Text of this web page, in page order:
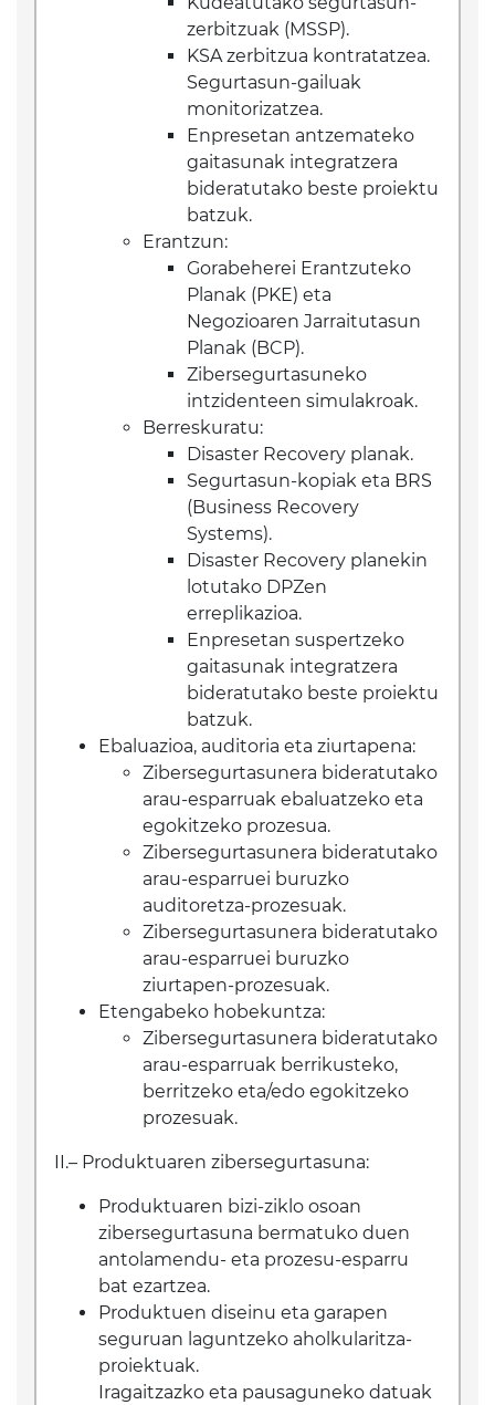
zerbitzuak (MSSP).
KSA zerbitzua kontratatzea.
Segurtasun-gailuak
monitorizatzea.
Enpresetan antzemateko
gaitasunak integratzera
bideratutako beste proiektu
batzuk.
Erantzun:
Gorabeherei Erantzuteko
Planak (PKE) eta
Negozioaren Jarraitutasun
Planak (BCP).
Zibersegurtasuneko
intzidenteen simulakroak.
Berreskuratu:
Disaster Recovery planak.
Segurtasun-kopiak eta BRS
(Business Recovery
Systems).
Disaster Recovery planekin
lotutako DPZen
erreplikazioa.
Enpresetan suspertzeko
gaitasunak integratzera
bideratutako beste proiektu
batzuk.
Ebaluazioa, auditoria eta ziurtapena:
Zibersegurtasunera bideratutako
arau-esparruak ebaluatzeko eta
egokitzeko prozesua.
Zibersegurtasunera bideratutako
arau-esparruei buruzko
auditoretza-prozesuak.
Zibersegurtasunera bideratutako
arau-esparruei buruzko
ziurtapen-prozesuak.
Etengabeko hobekuntza:
Zibersegurtasunera bideratutako
arau-esparruak berrikusteko,
berritzeko eta/edo egokitzeko
prozesuak.
II.– Produktuaren zibersegurtasuna:
Produktuaren bizi-ziklo osoan
zibersegurtasuna bermatuko duen
antolamendu- eta prozesu-esparru
bat ezartzea.
Produktuen diseinu eta garapen
seguruan laguntzeko aholkularitza-
proiektuak.
Iragaitzazko eta pausaguneko datuak